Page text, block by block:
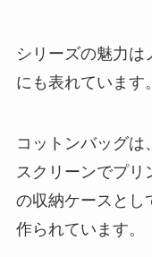
シリーズの魅力
にも表れています。
コットンバッグは
スクリーンでプ
の収納ケースとし
作られています。